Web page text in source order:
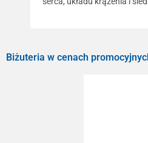
Biżuteria w cenach